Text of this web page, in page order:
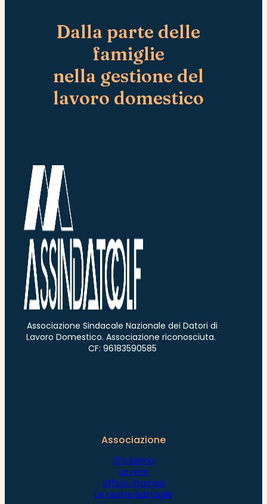
Dalla parte delle
famiglie
nella gestione del
lavoro domestico
Associazione Sindacale Nazionale dei Datori di
Lavoro Domestico. Associazione riconosciuta.
CF: 96183590585
Associazione
Chi siamo
La rete
Ufficio Stampa
Le nostre battaglie